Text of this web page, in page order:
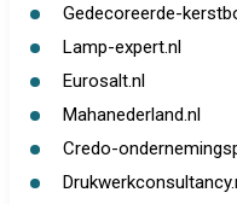
Gedecoreerde-
Lamp-expert.nl
Eurosalt.nl
Mahanederland.nl
Credo-